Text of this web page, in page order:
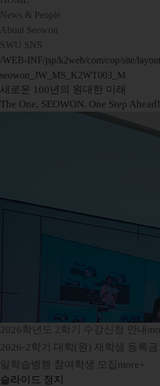
News & People
About Seowon
SWU SNS
/WEB-INF/jsp/k2web/com/cop/site/
seowon_JW_MS_K2WT003_M
새로운 100년의 원대한 미래
The One, SEOWON. One Step Ahead!
2026학년도 2학기 수강신청 안내
2026-2학기 대학(원) 재학생 등록금
일학습병행 참여학생 모집 more+
슬라이드 정지